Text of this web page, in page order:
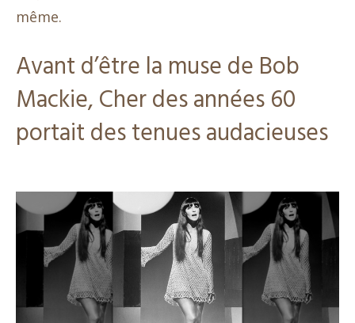
même.
Avant d’être la muse de Bob
Mackie, Cher des années 60
portait des tenues audacieuses